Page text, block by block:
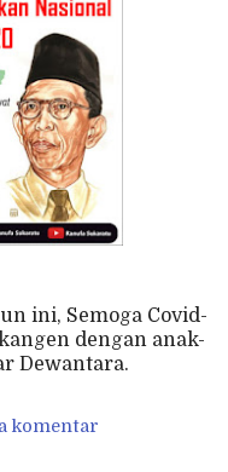
ini, Semoga Covid-
dengan anak-
Dewantara.
komentar